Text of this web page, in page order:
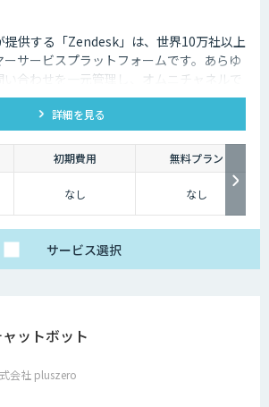
供する「Zendesk」は、世界10万社以上
サービスプラットフォームです。あらゆ
い合わせを一元管理し、オムニチャネルで
客体験を実現できます。
詳細を見る
初期費用
無料プラン
なし なし
サービス選択
ットボット
会社 pluszero